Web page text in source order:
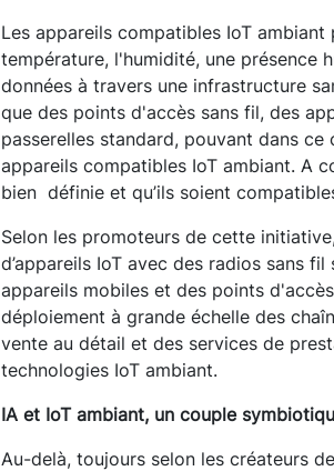
Les appareils compatibles IoT
température, l'humidité, une présence
données à travers une infrastructure
que des points d'accès sans fil, des
passerelles standard, pouvant dans
appareils compatibles IoT ambiant. A
bien définie et qu’ils soient
Selon les promoteurs de cette
d’appareils IoT avec des radios sans
appareils mobiles et des points
déploiement à grande échelle des
vente au détail et des services de
technologies IoT ambiant.
IA et IoT ambiant, un couple
Au-delà, toujours selon les créateurs